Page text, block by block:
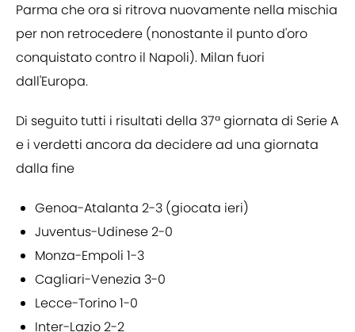
Parma che ora si ritrova nuovamente nella mischia
per non retrocedere (nonostante il punto d'oro
conquistato contro il Napoli). Milan fuori
dall'Europa.
Di seguito tutti i risultati della 37ª giornata di Serie A
e i verdetti ancora da decidere ad una giornata
dalla fine
Genoa-Atalanta 2-3 (giocata ieri)
Juventus-Udinese 2-0
Monza-Empoli 1-3
Cagliari-Venezia 3-0
Lecce-Torino 1-0
Inter-Lazio 2-2